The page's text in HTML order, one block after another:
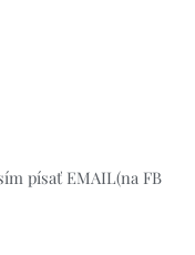
písať EMAIL(na FB